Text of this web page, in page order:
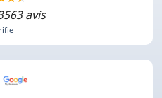
avis